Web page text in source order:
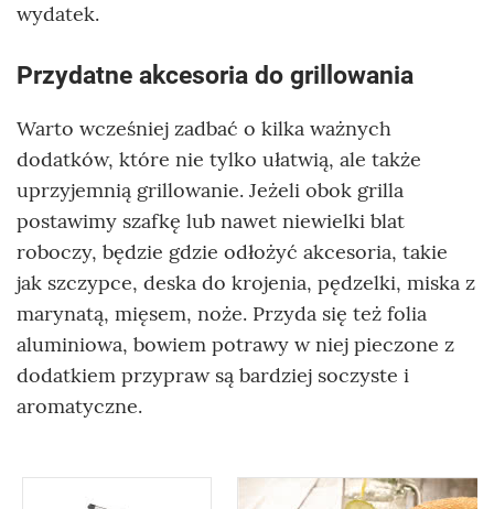
wydatek.
Przydatne akcesoria do grillowania
Warto wcześniej zadbać o kilka ważnych
dodatków, które nie tylko ułatwią, ale także
uprzyjemnią grillowanie. Jeżeli obok grilla
postawimy szafkę lub nawet niewielki blat
roboczy, będzie gdzie odłożyć akcesoria, takie
jak szczypce, deska do krojenia, pędzelki, miska z
marynatą, mięsem, noże. Przyda się też folia
aluminiowa, bowiem potrawy w niej pieczone z
dodatkiem przypraw są bardziej soczyste i
aromatyczne.